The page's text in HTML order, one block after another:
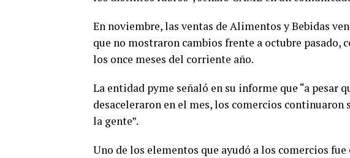
En noviembre, las ventas de Alimentos y Bebidas
que no mostraron cambios frente a octubre pasado,
los once meses del corriente año.
La entidad pyme señaló en su informe que “a pesar
desaceleraron en el mes, los comercios
la gente”.
Uno de los elementos que ayudó a los comercios